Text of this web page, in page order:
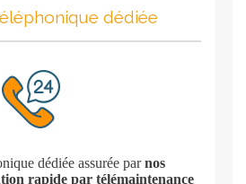
dédiée
dédiée assurée parnos
rapide par télémaintenance